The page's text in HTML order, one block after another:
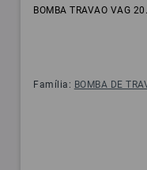
BOMBA TRAVAO VAG
Família: BOMBA DE